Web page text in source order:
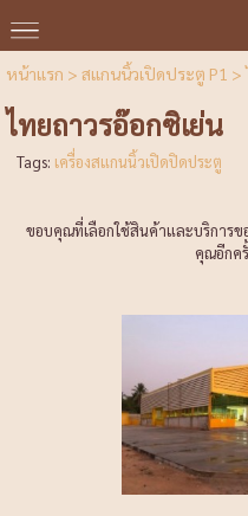
หน้าแรก > สแกนนิ้วเปิดประตู P1 >
ไทยถาวรอ๊อกซิเย่น
Tags: เครื่องสแกนนิ้วเปิดปิดประตู
ขอบคุณที่เลือกใช้สินค้าและบริการข
คุณอีกค